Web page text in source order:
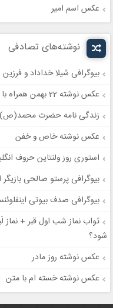
عکس اسم امیر
نوشته‌های تصادفی
بیوگرافی شیلا خداداد و
عکس نوشته 22 بهمن همراه با متن
زندگی نامه حضرت محمد(ص)
عکس نوشته خاص و خفن
استوری روز ولنتاین حروف
بیوگرافی پرستو صالحی
بیوگرافی صدف بیوتی
ثواب نماز شب اول قبر +
شود؟
عکس نوشته روز مادر
عکس نوشته خسته ام با متن